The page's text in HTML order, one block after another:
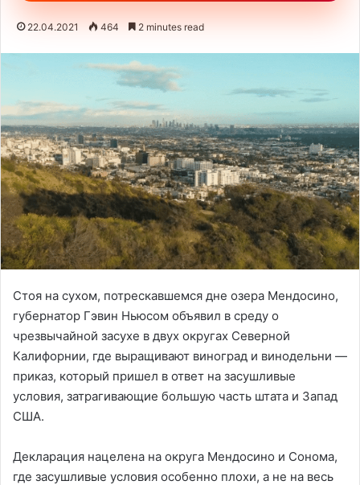
22.04.2021 464 2 minutes read
Стоя на сухом, потрескавшемся дне озера Мендосино,
губернатор Гэвин Ньюсом объявил в среду о
чрезвычайной засухе в двух округах Северной
Калифорнии, где выращивают виноград и винодельни —
приказ, который пришел в ответ на засушливые
условия, затрагивающие большую часть штата и Запад
США.
Декларация нацелена на округа Мендосино и Сонома,
где засушливые условия особенно плохи, а не на весь